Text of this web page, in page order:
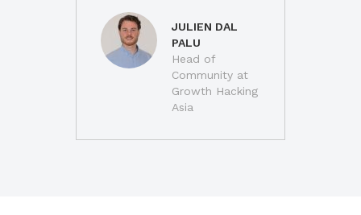
JULIEN DAL
PALU
Head of
Community at
Growth Hacking
Asia